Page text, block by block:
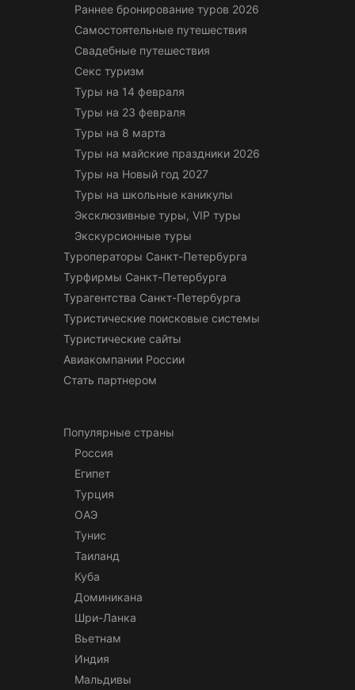
Раннее бронирование туров 2026
Самостоятельные путешествия
Свадебные путешествия
Секс туризм
Туры на 14 февраля
Туры на 23 февраля
Туры на 8 марта
Туры на майские праздники 2026
Туры на Новый год 2027
Туры на школьные каникулы
Эксклюзивные туры, VIP туры
Экскурсионные туры
Туроператоры Санкт-Петербурга
Турфирмы Санкт-Петербурга
Турагентства Санкт-Петербурга
Туристические поисковые системы
Туристические сайты
Авиакомпании России
Стать партнером
Популярные страны
Россия
Египет
Турция
ОАЭ
Тунис
Таиланд
Куба
Доминикана
Шри-Ланка
Вьетнам
Индия
Мальдивы